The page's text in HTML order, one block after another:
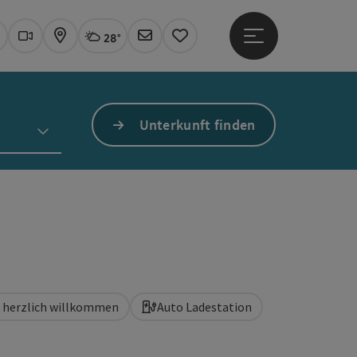
Webcams
KarteAktuelles Wetter Linz, wolkig
28°
Newsletter
Merkzettel
Hauptmenü öffnen
Unterkunft finden
herzlich willkommen Auto Ladestation